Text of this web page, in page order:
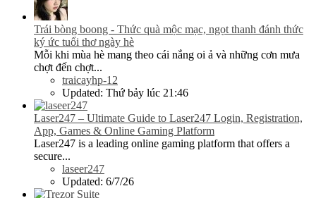
Trái bòng boong - Thức quà mộc mạc, ngọt thanh đánh thức
ký ức tuổi thơ ngày hè
Mỗi khi mùa hè mang theo cái nắng oi ả và những cơn mưa
chợt đến chợt...
traicayhp-12
Updated: Thứ bảy lúc 21:46
Laser247 – Ultimate Guide to Laser247 Login, Registration,
App, Games & Online Gaming Platform
Laser247 is a leading online gaming platform that offers a
secure...
laseer247
Updated: 6/7/26